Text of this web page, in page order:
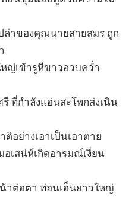
ล่าของคุณนายสายสมร ถูก
ญ่เข้ารูหีขาวอวบคว่ำ
ที่กำลังแอ่นสะโพกส่งเนิน
อย่างเอาเป็นเอาตาย
เสน่ห์เกิดอารมณ์เงี่ยน
าต่อตา ท่อนเอ็นยาวใหญ่